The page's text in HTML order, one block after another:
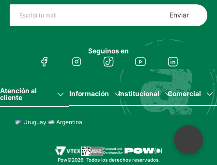
Enviar
Seguinos en
Atención al
cliente
Información Institucional Comercial
Uruguay Argentina
Pow©2026. Todos los derechos reservados.